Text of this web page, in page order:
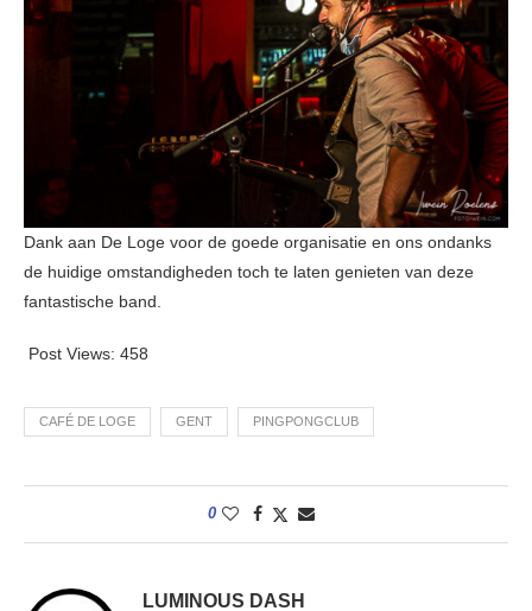
Dank aan De Loge voor de goede organisatie en ons ondanks
de huidige omstandigheden toch te laten genieten van deze
fantastische band.
Post Views: 458
CAFÉ DE LOGE GENT PINGPONGCLUB
0
LUMINOUS DASH